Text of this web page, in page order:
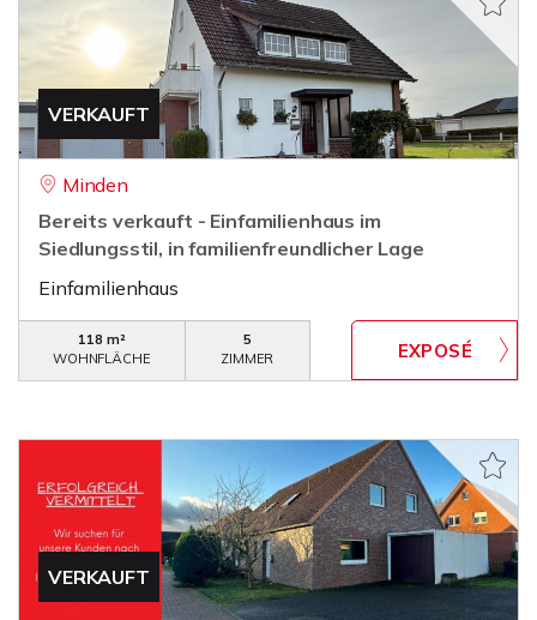
VERKAUFT
Minden
Bereits verkauft - Einfamilienhaus im
Siedlungsstil, in familienfreundlicher Lage
Einfamilienhaus
118 m²
WOHNFLÄCHE
5
ZIMMER
VERKAUFT